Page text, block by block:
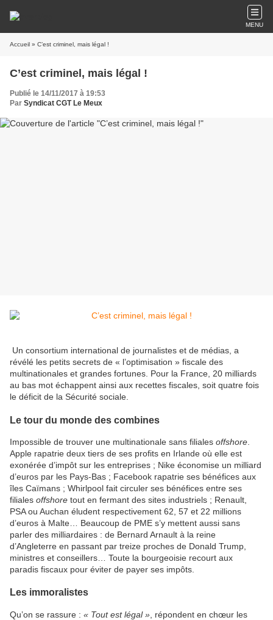
MENU
Accueil » C’est criminel, mais légal !
C’est criminel, mais légal !
Publié le 14/11/2017 à 19:53
Par Syndicat CGT Le Meux
Un consortium international de journalistes et de médias, a
révélé les petits secrets de « l’optimisation » fiscale des
multinationales et grandes fortunes. Pour la France, 20 milliards
au bas mot échappent ainsi aux recettes fiscales, soit quatre fois
le déficit de la Sécurité sociale.
Le tour du monde des combines
Impossible de trouver une multinationale sans filiales offshore
Apple rapatrie deux tiers de ses profits en Irlande où elle est
exonérée d’impôt sur les entreprises ; Nike économise un milliard
d’euros par les Pays-Bas ; Facebook rapatrie ses bénéfices aux
îles Caïmans ; Whirlpool fait circuler ses bénéfices entre ses
filiales offshore tout en fermant des sites industriels ; Renault,
PSA ou Auchan éludent respectivement 62, 57 et 22 millions
d’euros à Malte… Beaucoup de PME s’y mettent aussi sans
parler des milliardaires : de Bernard Arnault à la reine
d’Angleterre en passant par treize proches de Donald Trump,
ministres et conseillers… Toute la bourgeoisie recourt aux
paradis fiscaux pour éviter de payer ses impôts.
Les immoralistes
Qu’on se rassure : « Tout est légal » , répondent en chœur les